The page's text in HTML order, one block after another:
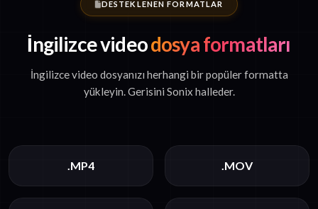
DESTEKLENEN FORMATLAR
İngilizce videodosya formatları
İngilizce video dosyanızı herhangi bir popüler formatta
yükleyin. Gerisini Sonix halleder.
.MP4 .MOV